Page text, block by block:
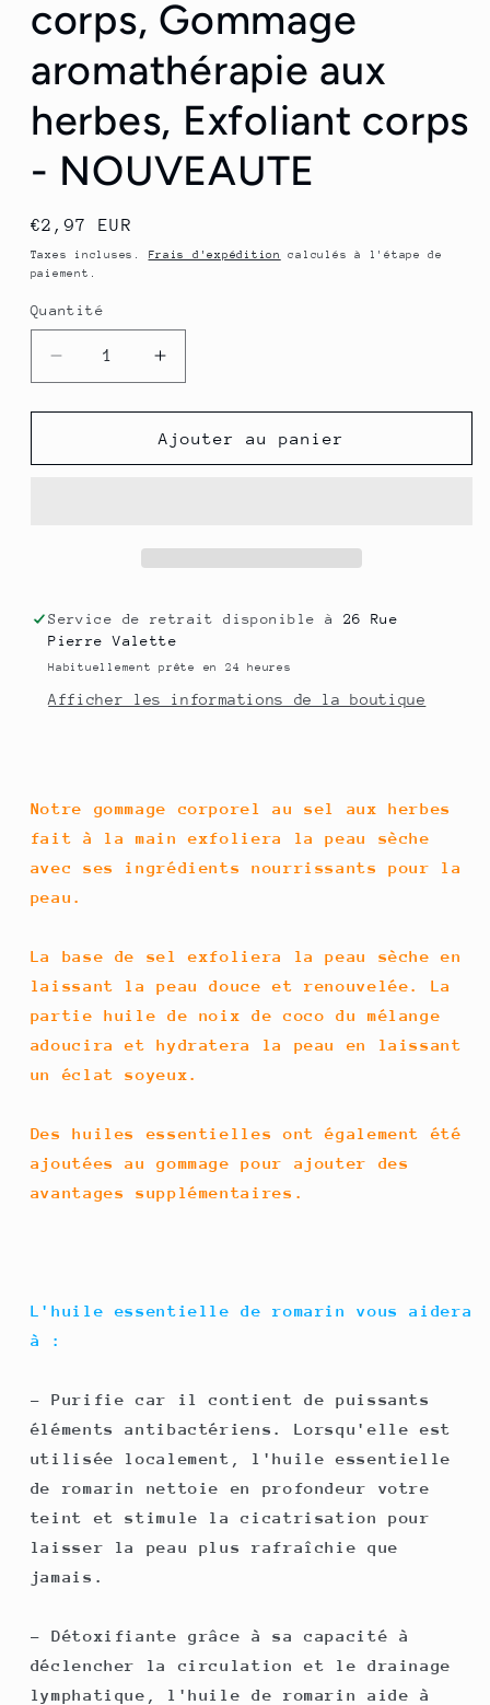
corps, Gommage
aromathérapie aux
herbes, Exfoliant corps
- NOUVEAUTE
Prix
habituel
€2,97 EUR
Taxes incluses. Frais d'expédition
calculés à l'étape de
paiement.
Quantité
Quantité
Réduire
la
quantité
Pochette
Exfoliant
-
NOUVEAUTE
Augmenter
la
quantité
de
Pochette
Exfoliant
-
NOUVEAUTE
Ajouter au panier
Service de retrait disponible à 26 Rue
Pierre Valette
Habituellement prête en 24 heures
Afficher les informations de la boutique
Notre gommage corporel au sel aux herbes
fait à la main exfoliera la peau sèche
avec ses ingrédients nourrissants pour la
peau.
La base de sel exfoliera la peau sèche en
laissant la peau douce et renouvelée. La
partie huile de noix de coco du mélange
adoucira et hydratera la peau en laissant
un éclat soyeux.
Des huiles essentielles ont également été
ajoutées au gommage pour ajouter des
avantages supplémentaires.
L'huile essentielle de romarin vous aidera
à :
- Purifie car il contient de puissants
éléments antibactériens. Lorsqu'elle est
utilisée localement, l'huile essentielle
de romarin nettoie en profondeur votre
teint et stimule la cicatrisation pour
laisser la peau plus rafraîchie que
jamais.
- Détoxifiante grâce à sa capacité à
déclencher la circulation et le drainage
lymphatique, l'huile de romarin aide à